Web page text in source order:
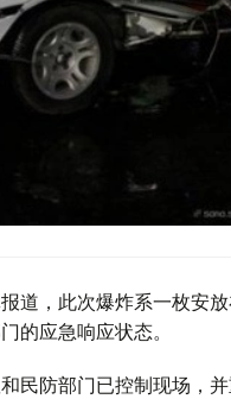
道，此次爆炸系一枚安
的应急响应状态。
民防部门已控制现场，